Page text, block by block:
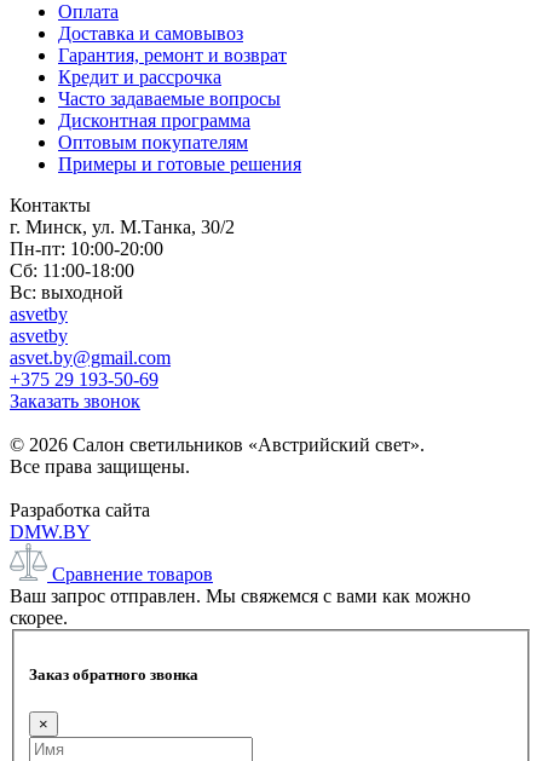
Оплата
Доставка и самовывоз
Гарантия, ремонт и возврат
Кредит и рассрочка
Часто задаваемые вопросы
Дисконтная программа
Оптовым покупателям
Примеры и готовые решения
Контакты
г. Минск, ул. М.Танка, 30/2
Пн-пт: 10:00-20:00
Сб: 11:00-18:00
Вс: выходной
asvetby
asvetby
asvet.by@gmail.com
+375 29 193-50-69
Заказать звонок
© 2026 Салон светильников «Австрийский свет».
Все права защищены.
Разработка сайта
DMW.BY
Сравнение товаров
Ваш запрос отправлен. Мы свяжемся с вами как можно
скорее.
Заказ обратного звонка
×